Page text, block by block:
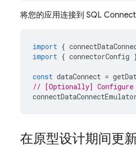
将您的应用连接到 SQL Connect
import {
import { connectorConfig
const dataConnect =
// [Optionally] Configure
在原型设计期间更